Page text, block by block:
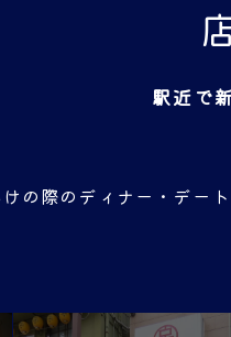
駅近で
の際のディナー・デー